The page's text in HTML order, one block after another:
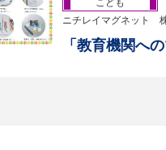
こども
ニチレイマグネット
「教育機関へ